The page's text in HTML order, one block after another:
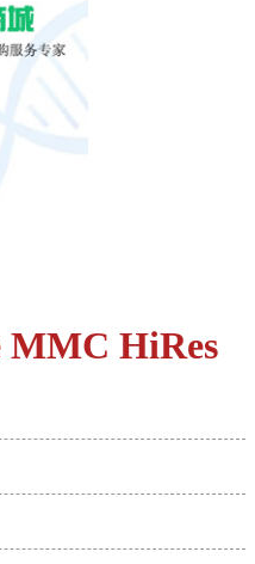
MMC HiRes